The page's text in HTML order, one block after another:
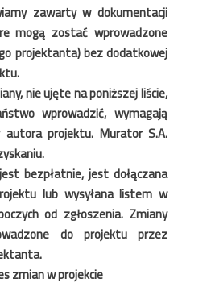
zawarty w dokumentacji
mogą zostać wprowadzone
projektanta) bez dodatkowej
nie ujęte na poniższej liście,
wprowadzić, wymagają
projektu. Murator S.A.
bezpłatnie, jest dołączana
lub wysyłana listem w
od zgłoszenia. Zmiany
do projektu przez
zmian w projekcie